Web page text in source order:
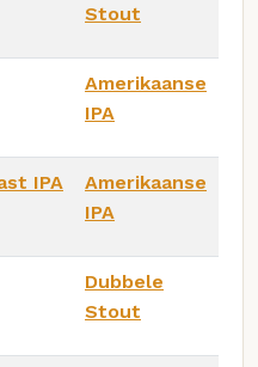
Stout
Amerikaanse
IPA
IPA
Amerikaanse
IPA
Dubbele
Stout